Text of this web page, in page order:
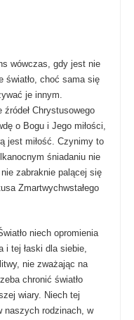
wówczas, gdy jest nie
światło, choć sama się
je innym.
Chrystusowego
o Bogu i Jego miłości,
jest miłość. Czynimy to
śniadaniu nie
zabraknie palącej się
Zmartwychwstałego
niech opromienia
i tej łaski dla siebie,
nie zważając na
chronić światło
wiary. Niech tej
naszych rodzinach, w